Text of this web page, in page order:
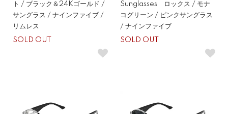
ト / ブラック＆24Kゴールド /
サングラス / ナインファイブ /
リムレス
SOLD OUT
Sunglasses ロックス / モナ
コグリーン / ピンクサングラス
/ ナインファイブ
SOLD OUT